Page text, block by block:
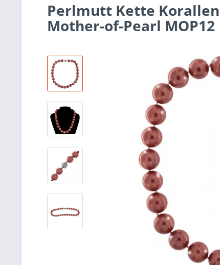
Perlmutt Kette
Mother-of-Pearl MOP12